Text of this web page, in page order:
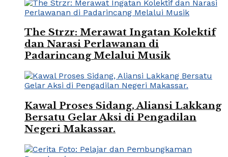
The Strzr: Merawat Ingatan Kolektif
dan Narasi Perlawanan di
Padarincang Melalui Musik
Kawal Proses Sidang, Aliansi Lakkang
Bersatu Gelar Aksi di Pengadilan
Negeri Makassar.